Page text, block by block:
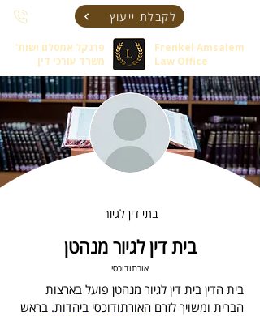
לקבלת ייעוץ
פרנקל אמסלם ושות'
משרד עורכי דין
Frenkel Amsalem
Law Office
בתי דין לגיור
בית דין לגיור מנהטן
אורתודוכסי
בית הדין בית דין לגיור מנהטן פועל בארצות
הברית ומשויך לזרם האורתודוכסי ביהדות. בראש